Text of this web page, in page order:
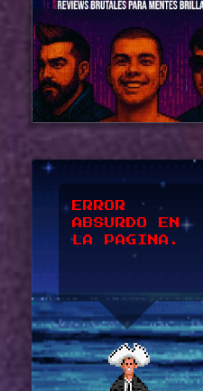
ERROR
ABSURDO EN
LA PAGINA.